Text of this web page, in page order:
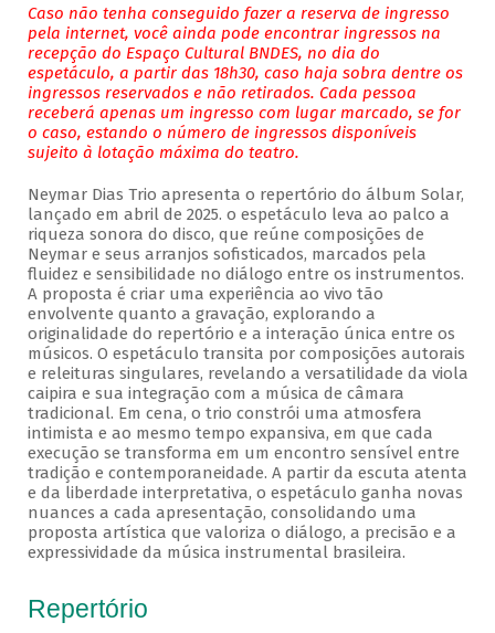
Caso não tenha conseguido fazer a reserva de ingresso
pela internet, você ainda pode encontrar ingressos na
recepção do Espaço Cultural BNDES, no dia do
espetáculo, a partir das 18h30, caso haja sobra dentre os
ingressos reservados e não retirados. Cada pessoa
receberá apenas um ingresso com lugar marcado, se for
o caso, estando o número de ingressos disponíveis
sujeito à lotação máxima do teatro.
Neymar Dias Trio apresenta o repertório do álbum Solar,
lançado em abril de 2025. o espetáculo leva ao palco a
riqueza sonora do disco, que reúne composições de
Neymar e seus arranjos sofisticados, marcados pela
fluidez e sensibilidade no diálogo entre os instrumentos.
A proposta é criar uma experiência ao vivo tão
envolvente quanto a gravação, explorando a
originalidade do repertório e a interação única entre os
músicos. O espetáculo transita por composições autorais
e releituras singulares, revelando a versatilidade da viola
caipira e sua integração com a música de câmara
tradicional. Em cena, o trio constrói uma atmosfera
intimista e ao mesmo tempo expansiva, em que cada
execução se transforma em um encontro sensível entre
tradição e contemporaneidade. A partir da escuta atenta
e da liberdade interpretativa, o espetáculo ganha novas
nuances a cada apresentação, consolidando uma
proposta artística que valoriza o diálogo, a precisão e a
expressividade da música instrumental brasileira.
Repertório